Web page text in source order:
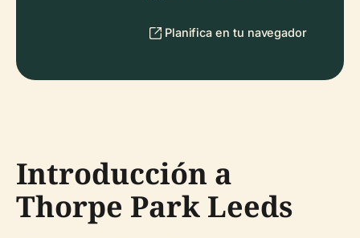
Planifica en tu navegador
Introducción a
Thorpe Park Leeds